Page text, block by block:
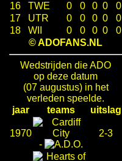
16
TWE 0 0 0 0
0
17
UTR 0 0 0 0
0
18
WII 0 0 0 0
0
© ADOFANS.NL
Wedstrijden die ADO
op deze datum
(07 augustus) in het
verleden speelde.
jaar
teams uitslag
1970
-
2-3